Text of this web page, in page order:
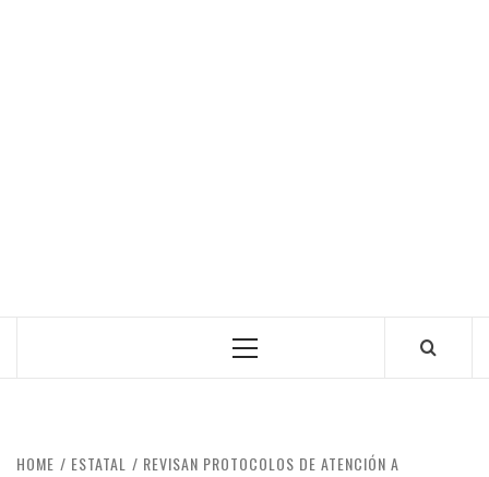
Primary
HOME ESTATAL
REVISAN PROTOCOLOS DE ATENCIÓN A